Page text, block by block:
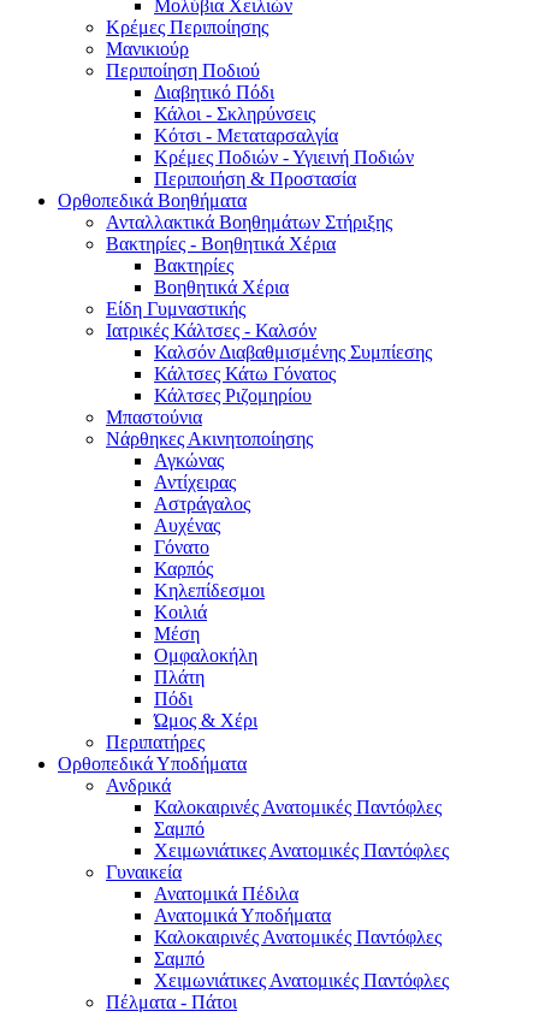
Μολύβια Χειλιών
Κρέμες Περιποίησης
Μανικιούρ
Περιποίηση Ποδιού
Διαβητικό Πόδι
Κάλοι - Σκληρύνσεις
Κότσι - Μεταταρσαλγία
Κρέμες Ποδιών - Υγιεινή Ποδιών
Περιποιήση & Προστασία
Ορθοπεδικά Βοηθήματα
Ανταλλακτικά Βοηθημάτων Στήριξης
Βακτηρίες - Βοηθητικά Χέρια
Βακτηρίες
Βοηθητικά Χέρια
Είδη Γυμναστικής
Ιατρικές Κάλτσες - Καλσόν
Καλσόν Διαβαθμισμένης Συμπίεσης
Κάλτσες Κάτω Γόνατος
Κάλτσες Ριζομηρίου
Μπαστούνια
Νάρθηκες Ακινητοποίησης
Αγκώνας
Αντίχειρας
Αστράγαλος
Αυχένας
Γόνατο
Καρπός
Κηλεπίδεσμοι
Κοιλιά
Μέση
Ομφαλοκήλη
Πλάτη
Πόδι
Ώμος & Χέρι
Περιπατήρες
Ορθοπεδικά Υποδήματα
Ανδρικά
Καλοκαιρινές Ανατομικές Παντόφλες
Σαμπό
Χειμωνιάτικες Ανατομικές Παντόφλες
Γυναικεία
Ανατομικά Πέδιλα
Ανατομικά Υποδήματα
Καλοκαιρινές Ανατομικές Παντόφλες
Σαμπό
Χειμωνιάτικες Ανατομικές Παντόφλες
Πέλματα - Πάτοι